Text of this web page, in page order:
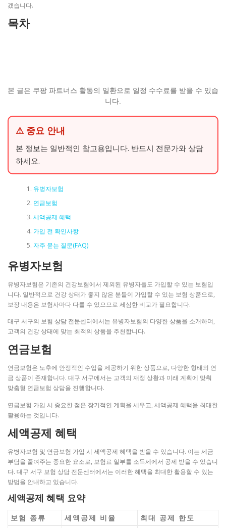
겠습니다.
목차
본 글은 쿠팡 파트너스 활동의 일환으로 일정 수수료를 받을 수 있습
니다.
⚠ 중요 안내
본 정보는 일반적인 참고용입니다. 반드시 전문가와 상담
하세요.
유병자보험
연금보험
세액공제 혜택
가입 전 확인사항
자주 묻는 질문(FAQ)
유병자보험
유병자보험은 기존의 건강보험에서 제외된 유병자들도 가입할 수 있는 보험입
니다. 일반적으로 건강 상태가 좋지 않은 분들이 가입할 수 있는 보험 상품으로,
보장 내용은 보험사마다 다를 수 있으므로 세심한 비교가 필요합니다.
대구 서구의 보험 상담 전문센터에서는 유병자보험의 다양한 상품을 소개하며,
고객의 건강 상태에 맞는 최적의 상품을 추천합니다.
연금보험
연금보험은 노후에 안정적인 수입을 제공하기 위한 상품으로, 다양한 형태의 연
금 상품이 존재합니다. 대구 서구에서는 고객의 재정 상황과 미래 계획에 맞춰
맞춤형 연금보험 상담을 진행합니다.
연금보험 가입 시 중요한 점은 장기적인 계획을 세우고, 세액공제 혜택을 최대한
활용하는 것입니다.
세액공제 혜택
유병자보험 및 연금보험 가입 시 세액공제 혜택을 받을 수 있습니다. 이는 세금
부담을 줄여주는 중요한 요소로, 보험료 일부를 소득세에서 공제 받을 수 있습니
다. 대구 서구 보험 상담 전문센터에서는 이러한 혜택을 최대한 활용할 수 있는
방법을 안내하고 있습니다.
세액공제 혜택 요약
보험 종류 세액공제 비율 최대 공제 한도